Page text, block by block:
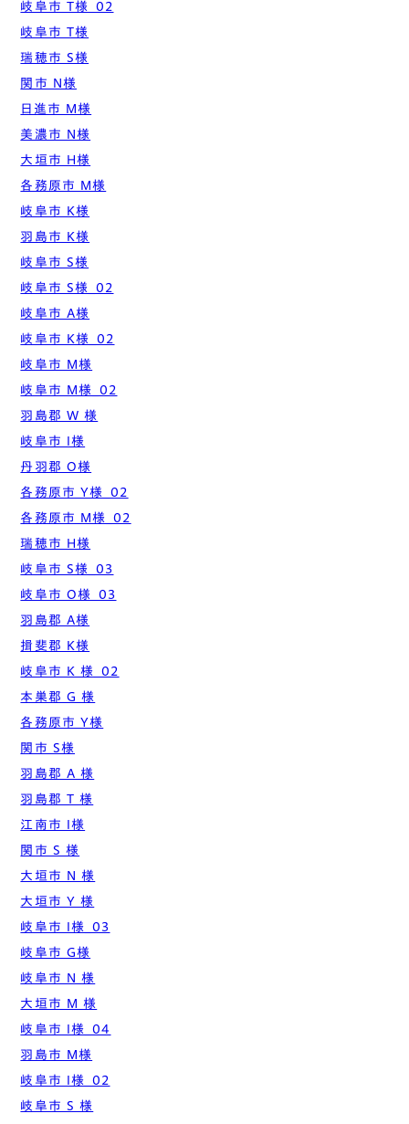
岐阜市 T様_02
岐阜市 T様
瑞穂市 S様
関市 N様
日進市 M様
美濃市 N様
大垣市 H様
各務原市 M様
岐阜市 K様
羽島市 K様
岐阜市 S様
岐阜市 S様_02
岐阜市 A様
岐阜市 K様_02
岐阜市 M様
岐阜市 M様_02
羽島郡 W 様
岐阜市 I様
丹羽郡 O様
各務原市 Y様_02
各務原市 M様_02
瑞穂市 H様
岐阜市 S様_03
岐阜市 O様_03
羽島郡 A様
揖斐郡 K様
岐阜市 K 様_02
本巣郡 G 様
各務原市 Y様
関市 S様
羽島郡 A 様
羽島郡 T 様
江南市 I様
関市 S 様
大垣市 N 様
大垣市 Y 様
岐阜市 I様_03
岐阜市 G様
岐阜市 N 様
大垣市 M 様
岐阜市 I様_04
羽島市 M様
岐阜市 I様_02
岐阜市 S 様